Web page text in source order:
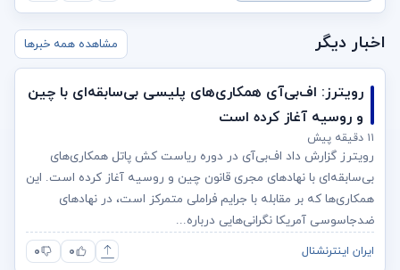
اخبار دیگر مشاهده همه خبرها
رویترز: اف‌بی‌آی همکاری‌های پلیسی بی‌سابقه‌ای با چین
و روسیه آغاز کرده است
۱۱ دقیقه پیش
رویترز گزارش داد اف‌بی‌آی در دوره ریاست کش پاتل همکاری‌های
بی‌سابقه‌ای با نهادهای مجری قانون چین و روسیه آغاز کرده است. این
همکاری‌ها که بر مقابله با جرایم فراملی متمرکز است، در نهادهای
ضدجاسوسی آمریکا نگرانی‌هایی درباره...
ایران اینترنشنال ۰ ۰